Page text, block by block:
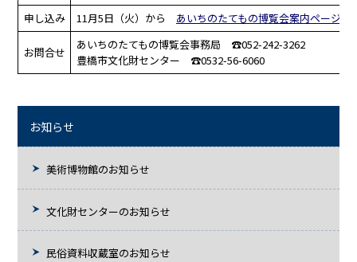
申し込み
11月5日（火）から あいちのたてもの博覧会案内ページ
お問合せ
あいちのたてもの博覧会事務局 ☎052-242-3262
豊橋市文化財センター ☎0532-56-6060
お知らせ
美術博物館のお知らせ
文化財センターのお知らせ
民俗資料収蔵室のお知らせ